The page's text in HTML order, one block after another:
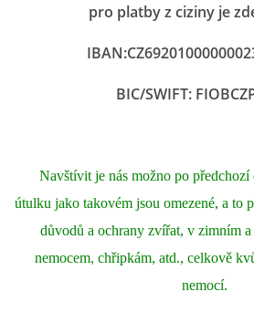
pro platby z ciziny je
BIC/SWIFT:​
Navštívit je nás možno po
útulku jako takovém jsou omezené, a to
důvodů a ochrany zvířat, v zimním
nemocem, chřipkám, atd., celkově
nemocí.